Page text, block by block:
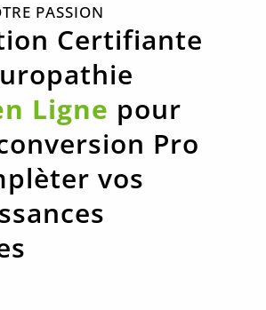
PASSION
Certifiante
Ligne pour
Pro
vos